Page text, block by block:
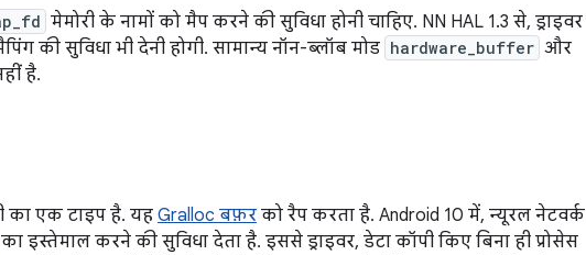
मेमोरी के नामों को मैप करने की सुविधा होनी चाहिए. NN HAL 1.3 से, ड्राइवर
की सुविधा भी देनी होगी. सामान्य नॉन-ब्लॉब मोड hardware_buffer और
है.
का एक टाइप है. यहGralloc बफ़र को रैप करता है. Android 10 में, न्यूरल नेटवर्क
का इस्तेमाल करने की सुविधा देता है. इससे ड्राइवर, डेटा कॉपी किए बिना ही प्रोसेस